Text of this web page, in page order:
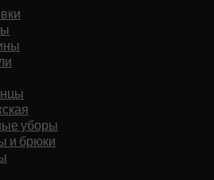
уборы
и брюки